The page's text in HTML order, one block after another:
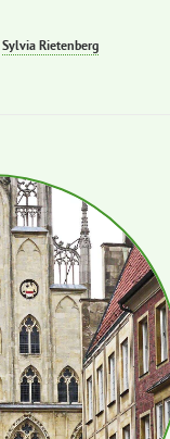
Sylvia Rietenberg